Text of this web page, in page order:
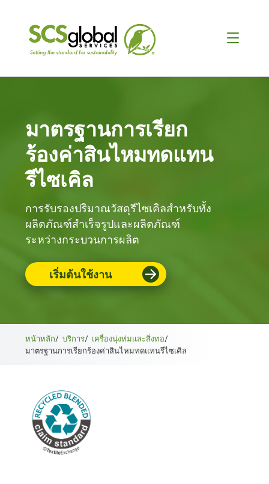
มาตรฐานการเรียก
ร้องค่าสินไหมทดแทน
รีไซเคิล
การรับรองปริมาณวัสดุรีไซเคิลสำหรับทั้ง
ผลิตภัณฑ์สำเร็จรูปและผลิตภัณฑ์
ระหว่างกระบวนการผลิต
เริ่มต้นใช้งาน
หน้าหลัก/ บริการ/ เครื่องนุ่งห่มและสิ่งทอ/
มาตรฐานการเรียกร้องค่าสินไหมทดแทนรีไซเคิล